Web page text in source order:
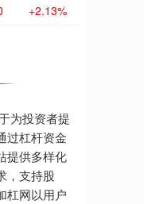
+2.13%
为投资者提
过杠杆资金
提供多样化
，支持股
杠网以用户